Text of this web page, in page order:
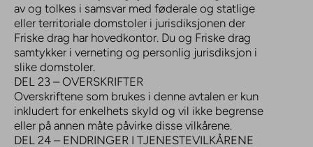
av og tolkes i samsvar med føderale og statlige
eller territoriale domstoler i jurisdiksjonen der
Friske drag har hovedkontor. Du og Friske drag
samtykker i verneting og personlig jurisdiksjon i
slike domstoler.
DEL 23 – OVERSKRIFTER
Overskriftene som brukes i denne avtalen er kun
inkludert for enkelhets skyld og vil ikke begrense
eller på annen måte påvirke disse vilkårene.
DEL 24 – ENDRINGER I TJENESTEVILKÅRENE